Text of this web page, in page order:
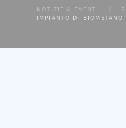
NOTIZIE & EVENTI
IMPIANTO DI BIOMETANO